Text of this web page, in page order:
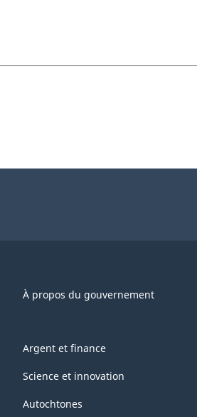
À propos du gouvernement
Argent et finance
Science et innovation
Autochtones